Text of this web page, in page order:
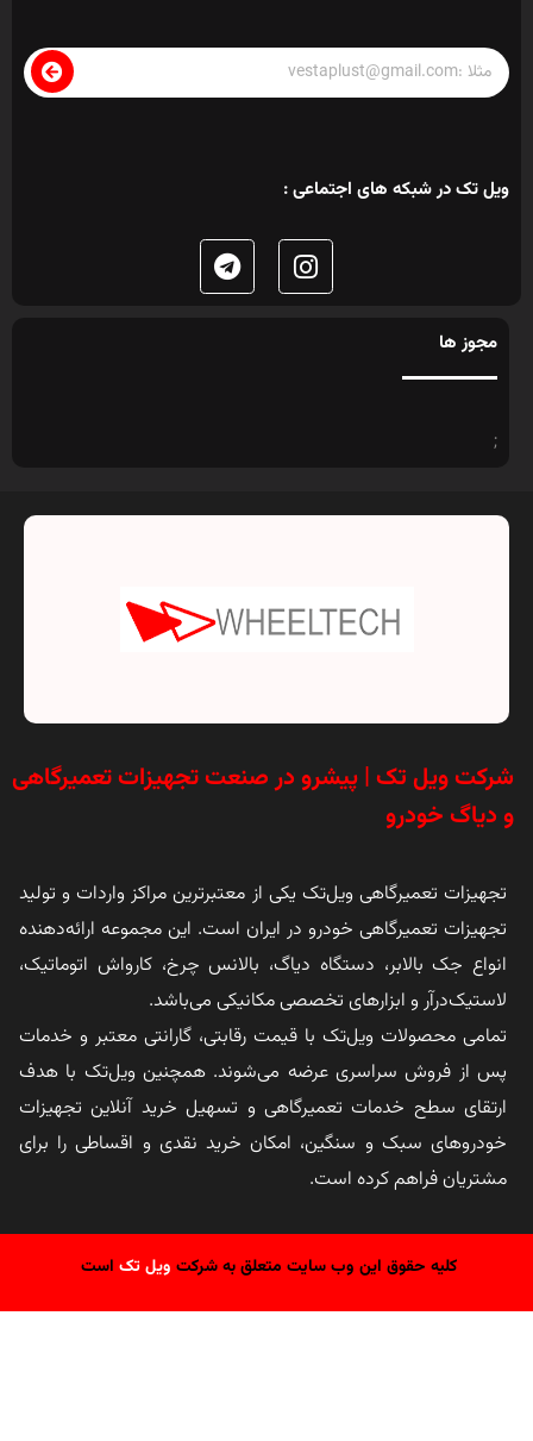
ویل تک در شبکه های اجتماعی :
مجوز ها
;
شرکت ویل تک | پیشرو در صنعت تجهیزات تعمیرگاهی
و دیاگ خودرو
تجهیزات تعمیرگاهی ویل‌تک یکی از معتبرترین مراکز واردات و تولید
تجهیزات تعمیرگاهی خودرو در ایران است. این مجموعه ارائه‌دهنده
انواع جک بالابر، دستگاه دیاگ، بالانس چرخ، کارواش اتوماتیک،
لاستیک‌درآر و ابزارهای تخصصی مکانیکی می‌باشد.
تمامی محصولات ویل‌تک با قیمت رقابتی، گارانتی معتبر و خدمات
پس از فروش سراسری عرضه می‌شوند. همچنین ویل‌تک با هدف
ارتقای سطح خدمات تعمیرگاهی و تسهیل خرید آنلاین تجهیزات
خودروهای سبک و سنگین، امکان خرید نقدی و اقساطی را برای
مشتریان فراهم کرده است.
کلیه حقوق این وب سایت متعلق به شرکت ویل تک است